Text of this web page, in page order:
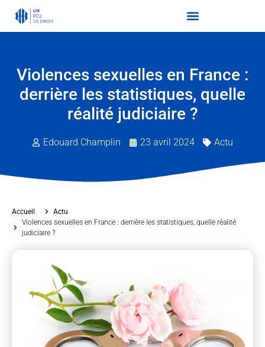
Violences sexuelles en France :
derrière les statistiques, quelle
réalité judiciaire ?
Edouard Champlin 23 avril 2024 Actu
Accueil
Actu
Violences sexuelles en France : derrière les statistiques, quelle réalité
judiciaire ?